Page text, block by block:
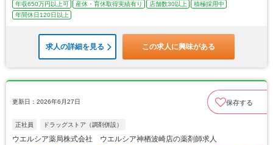
年収650万円以上可 産休・育休取得実績有り 店舗数30以上
積極採用中
年間休日120日以上
求人の詳細を見る この求人に興味がある
更新日：2026年6月27日 保存する
正社員 ドラッグストア（調剤併設）
ウエルシア薬局株式会社 ウエルシア神栖波崎店の薬剤師求人